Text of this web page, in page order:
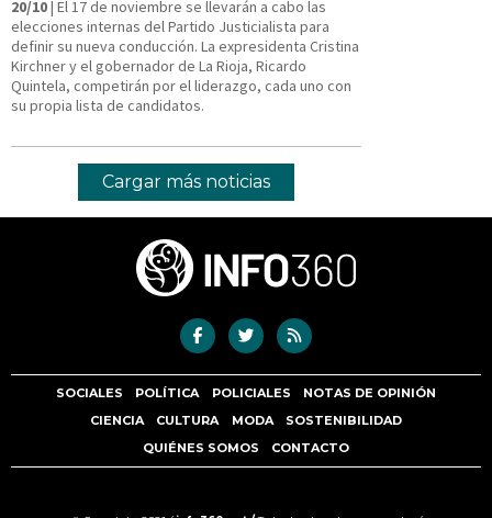
20/10| El 17 de noviembre se llevarán a cabo las
elecciones internas del Partido Justicialista para
definir su nueva conducción. La expresidenta Cristina
Kirchner y el gobernador de La Rioja, Ricardo
Quintela, competirán por el liderazgo, cada uno con
su propia lista de candidatos.
Cargar más noticias
SOCIALES POLÍTICA POLICIALES
NOTAS DE OPINIÓN
CIENCIA
CULTURA MODA
SOSTENIBILIDAD
QUIÉNES SOMOS
CONTACTO